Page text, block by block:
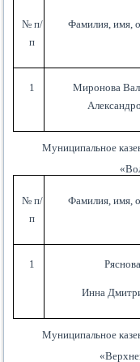
№ п/
п
Фамилия, имя,
1
Миронова
Муниципальное
№ п/
п
Фамилия, имя,
1 Ряснова
Инна
Муниципальное